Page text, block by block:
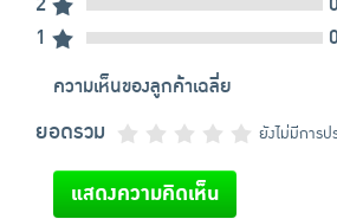
1
0
ความเห็นของลูกค้าเฉลี่ย
ยอดรวม ยังไม่มีการป
แสดงความคิดเห็น